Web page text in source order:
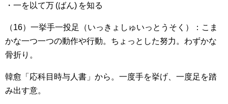
・一を以て万 (ばん) を知る
（16）一挙手一投足（いっきょしゅいっとうそく）：こま
かな一つ一つの動作や行動。ちょっとした努力。わずかな
骨折り。
韓愈「応科目時与人書」から。一度手を挙げ、一度足を踏
み出す意。